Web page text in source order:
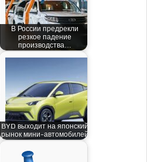
В России предрекли
резкое падение
производства…
BYD выходит на японский
рынок мини-автомобилей